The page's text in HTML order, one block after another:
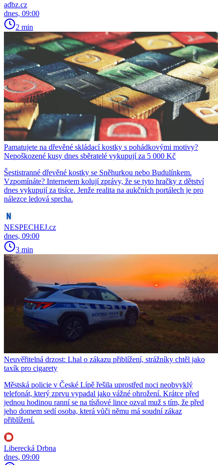
adbz.cz
dnes, 09:00
2 min
Pamatujete na dřevěné skládací kostky s pohádkovými motivy?
Nepoškozené kusy dnes sběratelé vykupují za 5 000 Kč
Šestistranné dřevěné kostky se Sněhurkou nebo Budulínkem.
Vzpomínáte? Internetem kolují zprávy, že se tyto hračky z dětství
dnes vykupují za tisíce. Jenže realita na aukčních portálech je pro
nálezce ledová sprcha.
NESPECHEJ.cz
dnes, 09:00
3 min
Neuvěřitelná drzost: Lhal o zákazu přiblížení, strážníky chtěl jako
taxík pro cigarety
Městská policie v České Lípě řešila uprostřed noci neobvyklý
telefonát, který zprvu vypadal jako vážné ohrožení. Krátce před
jednou hodinou ranní se na tísňové lince ozval muž s tím, že před
jeho domem sedí osoba, která vůči němu má soudní zákaz
přiblížení.
Liberecká Drbna
dnes, 09:00